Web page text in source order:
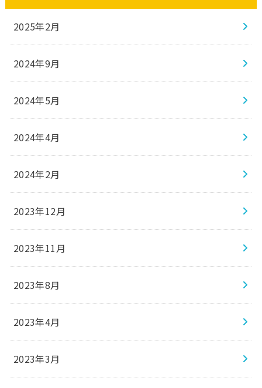
2025年2月
2024年9月
2024年5月
2024年4月
2024年2月
2023年12月
2023年11月
2023年8月
2023年4月
2023年3月